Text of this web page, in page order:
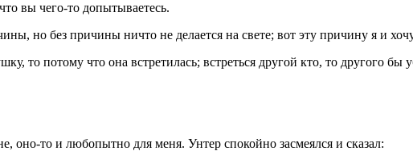
вы чего-то допытываетесь.
но без причины ничто не делается на свете; вот эту причину я и
то потому что она встретилась; встреться другой кто, то другого бы
оно-то и любопытно для меня. Унтер спокойно засмеялся и сказал: